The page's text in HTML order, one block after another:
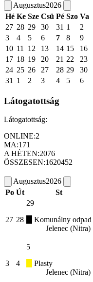
Augusztus2026
Hé Ke Sze Csü Pé Szo Va
27 28 29 30 31 1
2
3
4 5 6 7 8
9
10 11 12 13 14 15
16
17 18 19 20 21 22
23
24 25 26 27 28 29
30
31
1 2 3 4 5 6
Látogatottság
Látogatottság:
ONLINE:2
MA:171
A HÉTEN:2076
ÖSSZESEN:1620452
Augusztus2026
Po Út St
27 28
29
Komunálny odpad
Jelenec (Nitra)
3 4
5
Plasty
Jelenec (Nitra)